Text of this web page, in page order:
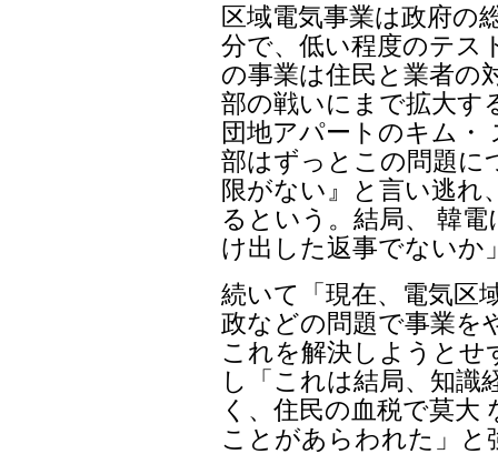
区域電気事業は政府の
分で、低い程度のテス
の事業は住民と業者の
部の戦いにまで拡大す
団地アパートのキム・
部はずっとこの問題に
限がない』と言い逃れ
るという。結局、 韓
け出した返事でないか
続いて「現在、電気区
政などの問題で事業を
これを解決しようとせ
し「これは結局、知識
く、住民の血税で莫大
ことがあらわれた」と